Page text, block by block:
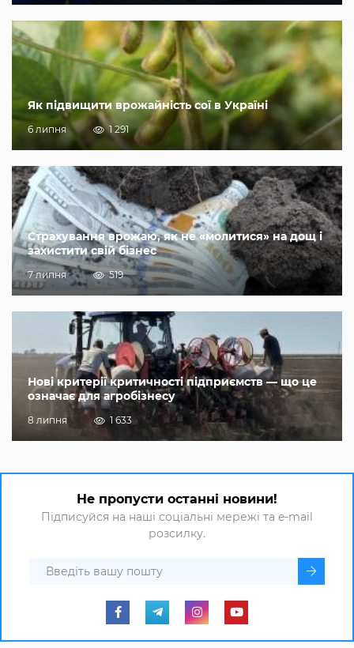
Як підвищити врожайність сої в Україні
6 липня 1 291
Страхування врожаю, як не «молитися» на дощ і
захистити свій бізнес
7 липня 519
Нові критерії критичності підприємств — що це
означає для агробізнесу
8 липня 1 633
Не пропусти останні новини!
Підписуйся на наші соціальні мережі та e-mail
розсилку.